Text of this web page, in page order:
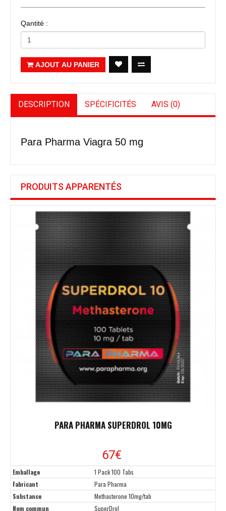
Qantité :
AJOUT AU PANIER
DESCRIPTION SPÉCIFICITÉS AVIS (0)
Para Pharma Viagra 50 mg
PRODUITS APPARENTÉS
PARA PHARMA SUPERDROL 10MG
67€
Emballage
1 Pack 100 Tabs
Fabricant
Para Pharma
Substance
Methasterone 10mg/tab
Nom commun
SuperDrol